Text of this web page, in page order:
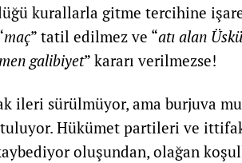
kurallarla gitme tercihine
maç” tatil edilmez ve “atı alan
galibiyet” kararı verilmezse!
ileri sürülmüyor, ama burjuva
Hükümet partileri ve
oluşundan, olağan